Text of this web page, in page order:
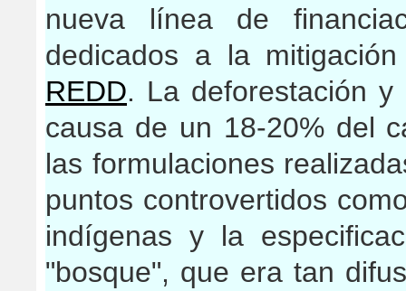
nueva línea de
dedicados a la
REDD. La deforestación
causa de un 18-20% del
las formulaciones
puntos controvertidos
indígenas y la
"bosque", que era tan